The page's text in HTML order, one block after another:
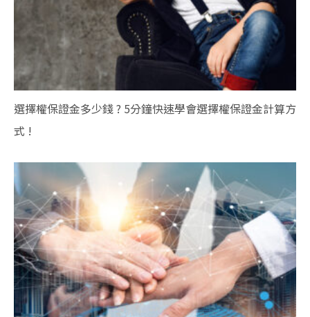
選擇權保證金多少錢 ? 5分鐘快速學會選擇權保證金計算方
式 !